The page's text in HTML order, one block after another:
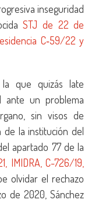
inseguridad
STJ de 22 de
C‑59/22 y
que quizás late
ante un problema
sin visos de
de la institución del
apartado 77 de la
IMIDRA, C-726/19,
olvidar el rechazo
de 2020, Sánchez